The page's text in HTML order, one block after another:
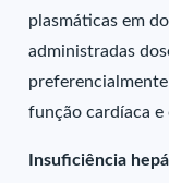
plasmáticas em
administradas
função cardíaca e
Insuficiência